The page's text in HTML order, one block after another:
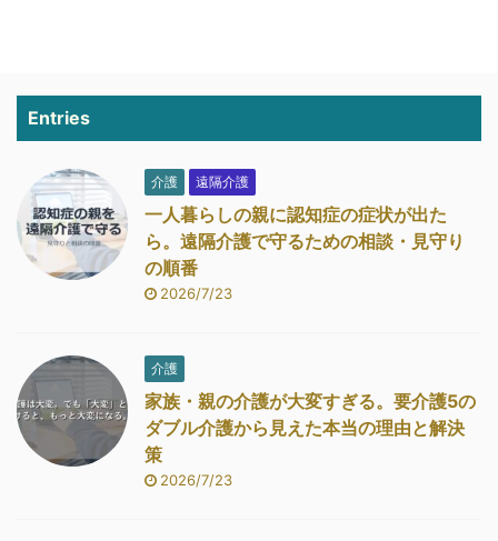
Entries
介護 遠隔介護
一人暮らしの親に認知症の症状が出た
ら。遠隔介護で守るための相談・見守り
の順番
2026/7/23
介護
家族・親の介護が大変すぎる。要介護5の
ダブル介護から見えた本当の理由と解決
策
2026/7/23